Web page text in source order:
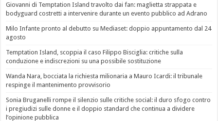
Giovanni di Temptation Island travolto dai fan: maglietta strappata e
bodyguard costretti a intervenire durante un evento pubblico ad Adrano
Milo Infante pronto al debutto su Mediaset: doppio appuntamento dal 24
agosto
Temptation Island, scoppia il caso Filippo Bisciglia: critiche sulla
conduzione e indiscrezioni su una possibile sostituzione
Wanda Nara, bocciata la richiesta milionaria a Mauro Icardi: il tribunale
respinge il mantenimento provvisorio
Sonia Bruganelli rompe il silenzio sulle critiche social: il duro sfogo contro
i pregiudizi sulle donne e il doppio standard che continua a dividere
l’opinione pubblica